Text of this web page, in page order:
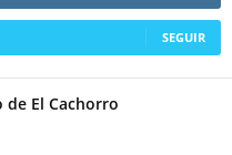
SEGUIR
de El Cachorro